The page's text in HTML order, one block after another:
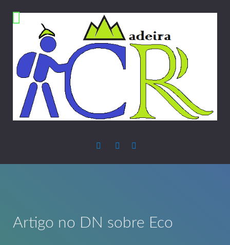
Artigo no DN sobre Eco